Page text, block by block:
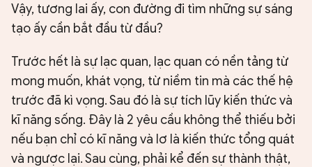
Vậy, tương lai ấy, con đường đi tìm những sự sáng
tạo ấy cần bắt đầu từ đầu?
Trước hết là sự lạc quan, lạc quan có nền tảng từ
mong muốn, khát vọng, từ niềm tin mà các thế hệ
trước đã kì vọng. Sau đó là sự tích lũy kiến thức và
kĩ năng sống. Đây là 2 yêu cầu không thể thiếu bởi
nếu bạn chỉ có kĩ năng và lơ là kiến thức tổng quát
và ngược lại. Sau cùng, phải kể đến sự thành thật,